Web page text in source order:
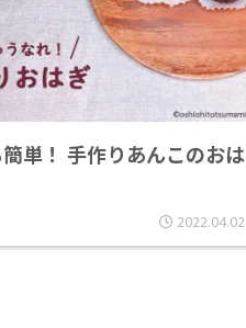
単！ 手作りあんこのおは
2022.04.02